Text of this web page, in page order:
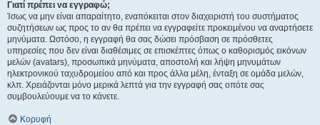
Γιατί πρέπει να εγγραφώ;
Ίσως να μην είναι απαραίτητο, εναπόκειται στον διαχειριστή του συστήματος
συζητήσεων ως προς το αν θα πρέπει να εγγραφείτε προκειμένου να αναρτήσετε
μηνύματα. Ωστόσο, η εγγραφή θα σας δώσει πρόσβαση σε πρόσθετες
υπηρεσίες που δεν είναι διαθέσιμες σε επισκέπτες όπως ο καθορισμός εικόνων
μελών (avatars), προσωπικά μηνύματα, αποστολή και λήψη μηνυμάτων
ηλεκτρονικού ταχυδρομείου από και προς άλλα μέλη, ένταξη σε ομάδα μελών,
κλπ. Χρειάζονται μόνο μερικά λεπτά για την εγγραφή σας οπότε σας
συμβουλεύουμε να το κάνετε.
Κορυφή